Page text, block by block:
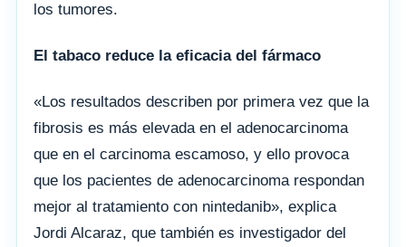
los tumores.
El tabaco reduce la eficacia del fármaco
«Los resultados describen por primera vez que la
fibrosis es más elevada en el adenocarcinoma
que en el carcinoma escamoso, y ello provoca
que los pacientes de adenocarcinoma respondan
mejor al tratamiento con nintedanib», explica
Jordi Alcaraz, que también es investigador del